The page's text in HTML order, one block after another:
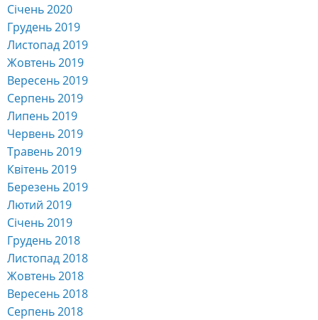
Січень 2020
Грудень 2019
Листопад 2019
Жовтень 2019
Вересень 2019
Серпень 2019
Липень 2019
Червень 2019
Травень 2019
Квітень 2019
Березень 2019
Лютий 2019
Січень 2019
Грудень 2018
Листопад 2018
Жовтень 2018
Вересень 2018
Серпень 2018